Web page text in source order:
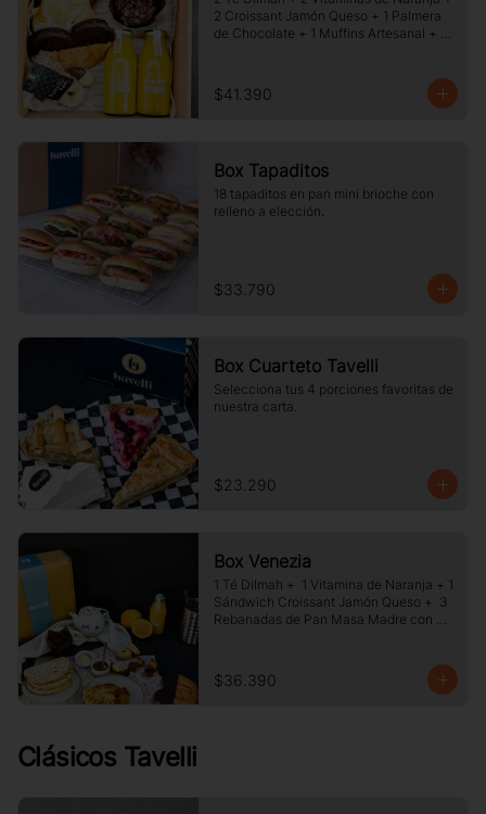
2 Croissant Jamón Queso + 1 Palmera
de Chocolate + 1 Muffins Artesanal +
$41.390
Box Tapaditos
18 tapaditos en pan mini brioche con
relleno a elección.
$33.790
Box Cuarteto Tavelli
Selecciona tus 4 porciones favoritas de
nuestra carta.
$23.290
Box Venezia
1 Té Dilmah +  1 Vitamina de Naranja + 1
Sándwich Croissant Jamón Queso +  3
Rebanadas de Pan Masa Madre con
gr de Galletas Surtida.
$36.390
Clásicos Tavelli